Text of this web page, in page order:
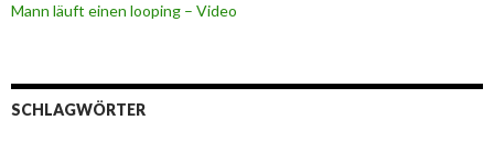
Mann läuft einen looping – Video
SCHLAGWÖRTER